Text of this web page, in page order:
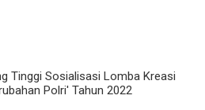
Tinggi Sosialisasi Lomba Kreasi
Polri' Tahun 2022